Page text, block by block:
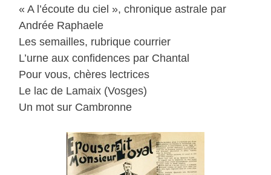
« A l’écoute du ciel », chronique astrale par
Andrée Raphaele
Les semailles, rubrique courrier
L’urne aux confidences par Chantal
Pour vous, chères lectrices
Le lac de Lamaix (Vosges)
Un mot sur Cambronne